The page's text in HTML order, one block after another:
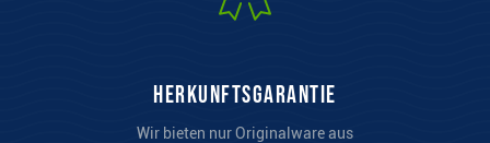
Herkunftsgarantie
Wir bieten nur Originalware aus